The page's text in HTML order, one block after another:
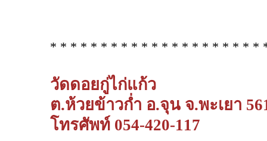
* * * * * * * * * * * * * * * * * * * * *
วัดดอยกู่ไก่แก้ว
ต.ห้วยข้าวก่ำ อ.จุน จ.พะเยา
โทรศัพท์ 054-420-117